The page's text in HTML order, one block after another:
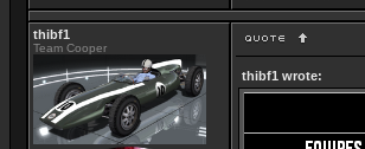
thibf1
Team Cooper
thibf1 wrote: